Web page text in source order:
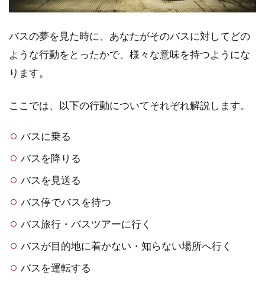
後ろ
な
ど）
の意
味
は？
3
ル
別】
の夢
す警
夢占
い｜
バスの夢を見た時に、あなたがそのバスに対してどの
ような行動をとったかで、様々な意味を持つようにな
ります。
ここでは、以下の行動についてそれぞれ解説します。
バスに乗る
バスを降りる
バスを見送る
バス停でバスを待つ
バス旅行・バスツアーに行く
バスが目的地に着かない・知らない場所へ行く
バスを運転する